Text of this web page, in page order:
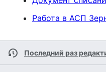
Работа в АСП
Последний раз